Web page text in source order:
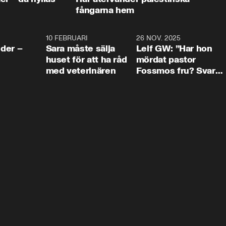
fångarna hem
–
10 FEBRUARI
Sara måste sälja
huset för att ha råd
med veterinären
26 NOV. 2025
Leif GW: ”Har hon
mördat pastor
Fossmos fru? Svar